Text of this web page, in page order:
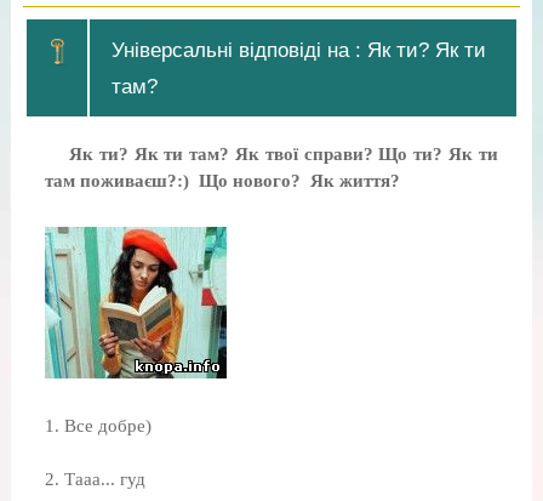
Універсальні відповіді на : Як ти? Як ти
там?
Як ти? Як ти там? Як твої справи? Що ти? Як ти
там поживаєш?:) Що нового? Як життя?
1. Все добре)
2. Тааа... гуд